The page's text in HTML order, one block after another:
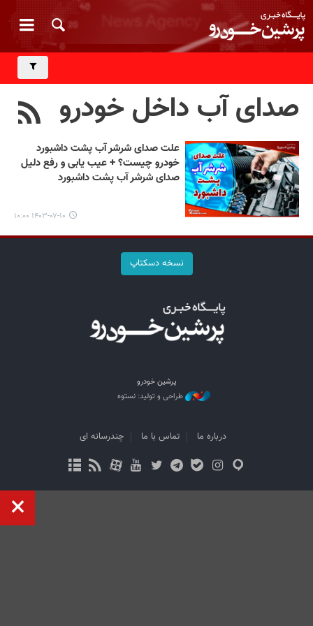
صدای آب داخل خودرو
علت صدای شرشر آب پشت داشبورد
خودرو چیست؟ + عیب یابی و رفع دلیل
صدای شرشر آب پشت داشبورد
۱۴۰۳-۰۷-۱۰ ۱۰:۰۰
نسخه دسکتاپ
پرشین خودرو
طراحی و تولید: نستوه
درباره ما تماس با ما چندرسانه ای